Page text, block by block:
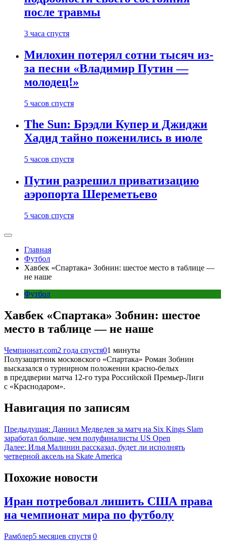
после травмы
3 часа спустя
Милохин потерял сотни тысяч из-
за песни «Владимир Путин —
молодец!»
5 часов спустя
The Sun: Брэдли Купер и Джиджи
Хадид тайно поженились в июле
5 часов спустя
Путин разрешил приватизацию
аэропорта Шереметьево
5 часов спустя
Главная
Футбол
Хавбек «Спартака» Зобнин: шестое место в таблице —
не наше
Футбол
Хавбек «Спартака» Зобнин: шестое
место в таблице — не наше
Чемпионат.com2 года спустя01 минуты
Полузащитник московского «Спартака» Роман Зобнин
высказался о турнирном положении красно-белых
в преддверии матча 12-го тура Российской Премьер-Лиги
с «Краснодаром».
Навигация по записям
Предыдущая: Даниил Медведев за матч на Six Kings Slam
заработал больше, чем полуфиналисты US Open
Далее: Илья Малинин рассказал, будет ли исполнять
четверной аксель на Skate America
Похожие новости
Иран потребовал лишить США права
на чемпионат мира по футболу
Рамблер5 месяцев спустя 0